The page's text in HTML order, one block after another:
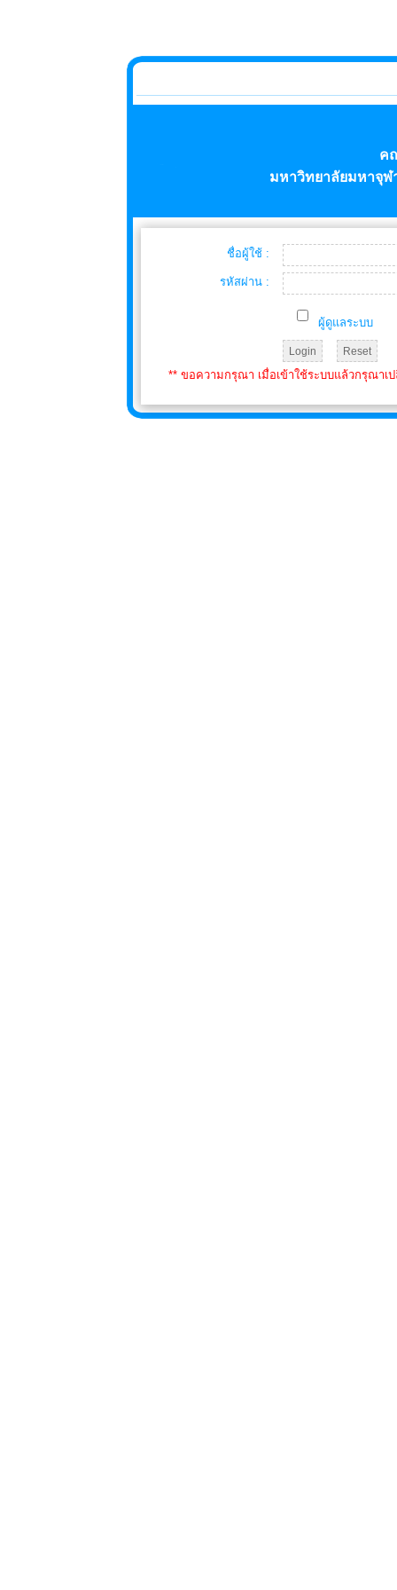
ค
มหาวิทยาลัยมหาจุฬ
ชื่อผู้ใช้ :
รหัสผ่าน :
ผู้ดูแลระบบ
** ขอความกรุณา เมื่อเข้าใช้ระบบแล้วกรุณาเ